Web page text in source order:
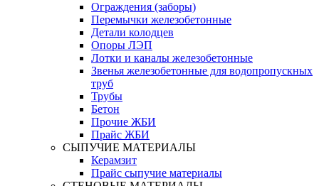
Ограждения (заборы)
Перемычки железобетонные
Детали колодцев
Опоры ЛЭП
Лотки и каналы железобетонные
Звенья железобетонные для водопропускных
труб
Трубы
Бетон
Прочие ЖБИ
Прайс ЖБИ
СЫПУЧИЕ МАТЕРИАЛЫ
Керамзит
Прайс сыпучие материалы